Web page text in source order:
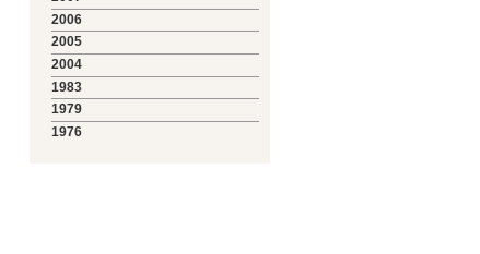
2006
2005
2004
1983
1979
1976